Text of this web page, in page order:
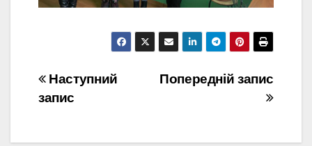
Навігація
Попередній запис
Наступний
запис